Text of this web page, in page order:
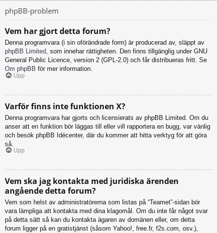
phpBB-problem
Vem har gjort detta forum?
Denna programvara (i sin oförändrade form) är producerad av, släppt av
phpBB Limited, som innehar rättigheten. Den finns tillgänglig under GNU
General Public Licence, version 2 (GPL-2.0) och får distribueras fritt. Se
Om phpBB för mer information.
Upp
Varför finns inte funktionen X?
Denna programvara har gjorts och licensierats av phpBB Limited. Om du
anser att en funktion bör läggas till eller vill rapportera en bugg, var vänlig
och besök phpBB Idécenter, där du kommer att hitta verktyg för att göra
så.
Upp
Vem ska jag kontakta med juridiska ärenden
angående detta forum?
Vem som helst av administratörerna som listas på “Teamet”-sidan bör
vara lämpliga att kontakta med dina klagomål. Om du inte får något svar
på detta sätt så kan du kontakta ägaren av domänen eller, om detta
forum ligger på en gratistjänst (såsom Yahoo!, free.fr, f2s.com, osv.),